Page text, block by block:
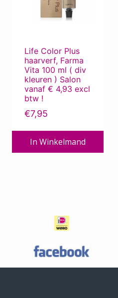
Beauty Pillow
Bevestigingsmiddelen
Borstels
Chemotherapie
Corona produkten
Dierverzorging
ECO-kapper, met oog
Haar /
Haaraccessoires
Haarband / accessoires
Haarstukken
Life Color Plus
haarverf, Farma
Vita 100 ml ( div
kleuren ) Salon
vanaf € 4,93 excl
btw !
€7,95
In Winkelmand
worden
productpagina